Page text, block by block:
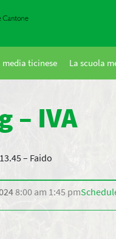
media ticinese La scuola
– IVA
– Faido
8:00 am 1:45 pm